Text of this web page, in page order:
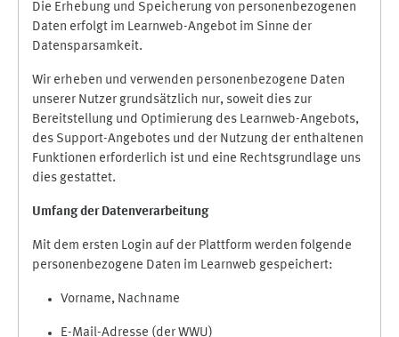
Die Erhebung und Speicherung von personenbezogenen
Daten erfolgt im Learnweb-Angebot im Sinne der
Datensparsamkeit.
Wir erheben und verwenden personenbezogene Daten
unserer Nutzer grundsätzlich nur, soweit dies zur
Bereitstellung und Optimierung des Learnweb-Angebots,
des Support-Angebotes und der Nutzung der enthaltenen
Funktionen erforderlich ist und eine Rechtsgrundlage uns
dies gestattet.
Umfang der Datenverarbeitung
Mit dem ersten Login auf der Plattform werden folgende
personenbezogene Daten im Learnweb gespeichert:
Vorname, Nachname
E-Mail-Adresse (der WWU)